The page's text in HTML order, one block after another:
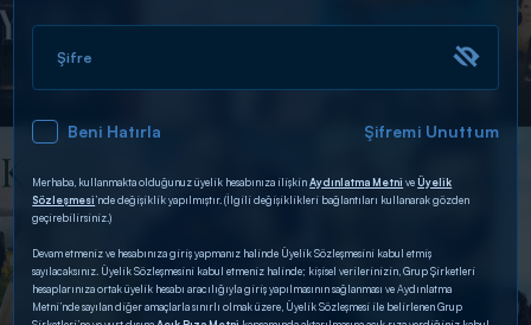
DİĞER SONUÇLAR
Şifre
Beni Hatırla Şifremi Unuttum
Merhaba, kullanmakta olduğunuz üyelik hesabınıza ilişkinAydınlatma Metni veÜyelik
Sözleşmesi’nde değişiklik yapılmıştır. (İlgili değişiklikleri bağlantıları kullanarak gözden
geçirebilirsiniz.)
Devam etmeniz ve hesabınıza giriş yapmanız halinde Üyelik Sözleşmesini kabul etmiş
sayılacaksınız. Üyelik Sözleşmesini kabul etmeniz halinde; kişisel verilerinizin, Grup Şirketleri
hesaplarınıza ortak üyelik hesabı aracılığıyla giriş yapılmasının sağlanması ve Aydınlatma
Metni’nde sayılan diğer amaçlarla sınırlı olmak üzere, Üyelik Sözleşmesi ile belirlenen Grup